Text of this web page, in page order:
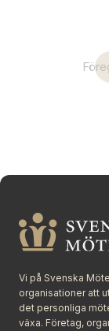
Vi på Svenska
organisationer att
det personliga
växa. Företag,